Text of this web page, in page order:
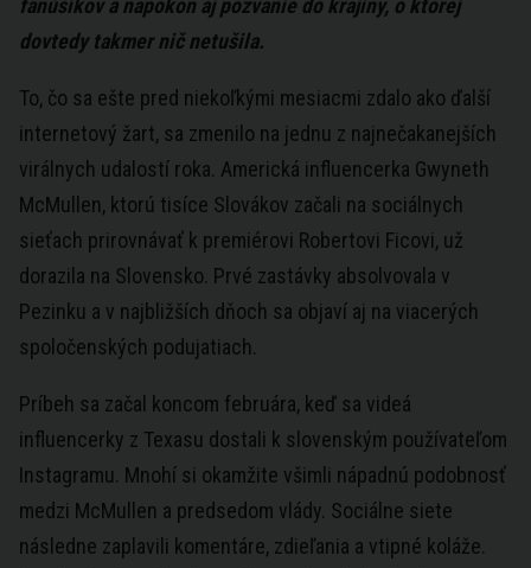
fanúšikov a napokon aj pozvanie do krajiny, o ktorej
dovtedy takmer nič netušila.
To, čo sa ešte pred niekoľkými mesiacmi zdalo ako ďalší
internetový žart, sa zmenilo na jednu z najnečakanejších
virálnych udalostí roka. Americká influencerka Gwyneth
McMullen, ktorú tisíce Slovákov začali na sociálnych
sieťach prirovnávať k premiérovi Robertovi Ficovi, už
dorazila na Slovensko. Prvé zastávky absolvovala v
Pezinku a v najbližších dňoch sa objaví aj na viacerých
spoločenských podujatiach.
Príbeh sa začal koncom februára, keď sa videá
influencerky z Texasu dostali k slovenským používateľom
Instagramu. Mnohí si okamžite všimli nápadnú podobnosť
medzi McMullen a predsedom vlády. Sociálne siete
následne zaplavili komentáre, zdieľania a vtipné koláže.